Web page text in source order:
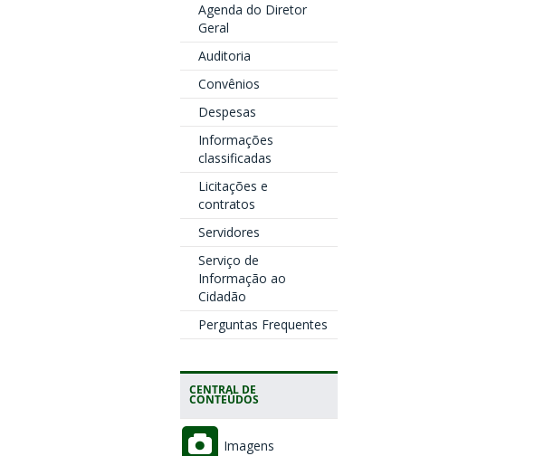
Agenda do Diretor
Geral
Auditoria
Convênios
Despesas
Informações
classificadas
Licitações e
contratos
Servidores
Serviço de
Informação ao
Cidadão
Perguntas Frequentes
CENTRAL DE
CONTEÚDOS
Imagens